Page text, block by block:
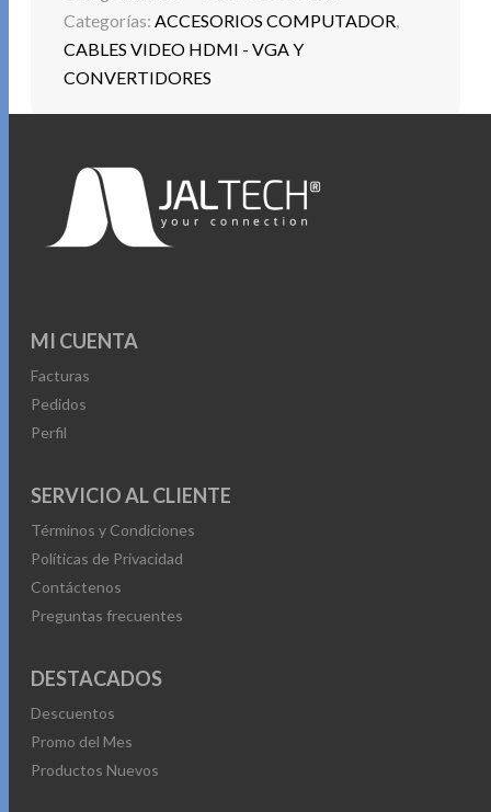
Categorías:ACCESORIOS COMPUTADOR,
CABLES VIDEO HDMI - VGA Y
CONVERTIDORES
MI CUENTA
Facturas
Pedidos
Perfil
SERVICIO AL CLIENTE
Términos y Condiciones
Políticas de Privacidad
Contáctenos
Preguntas frecuentes
DESTACADOS
Descuentos
Promo del Mes
Productos Nuevos